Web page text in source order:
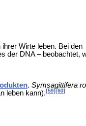
Wirte leben. Bei den
der DNA – beobachtet,
. Symsagittifera
leben kann). [59][60]